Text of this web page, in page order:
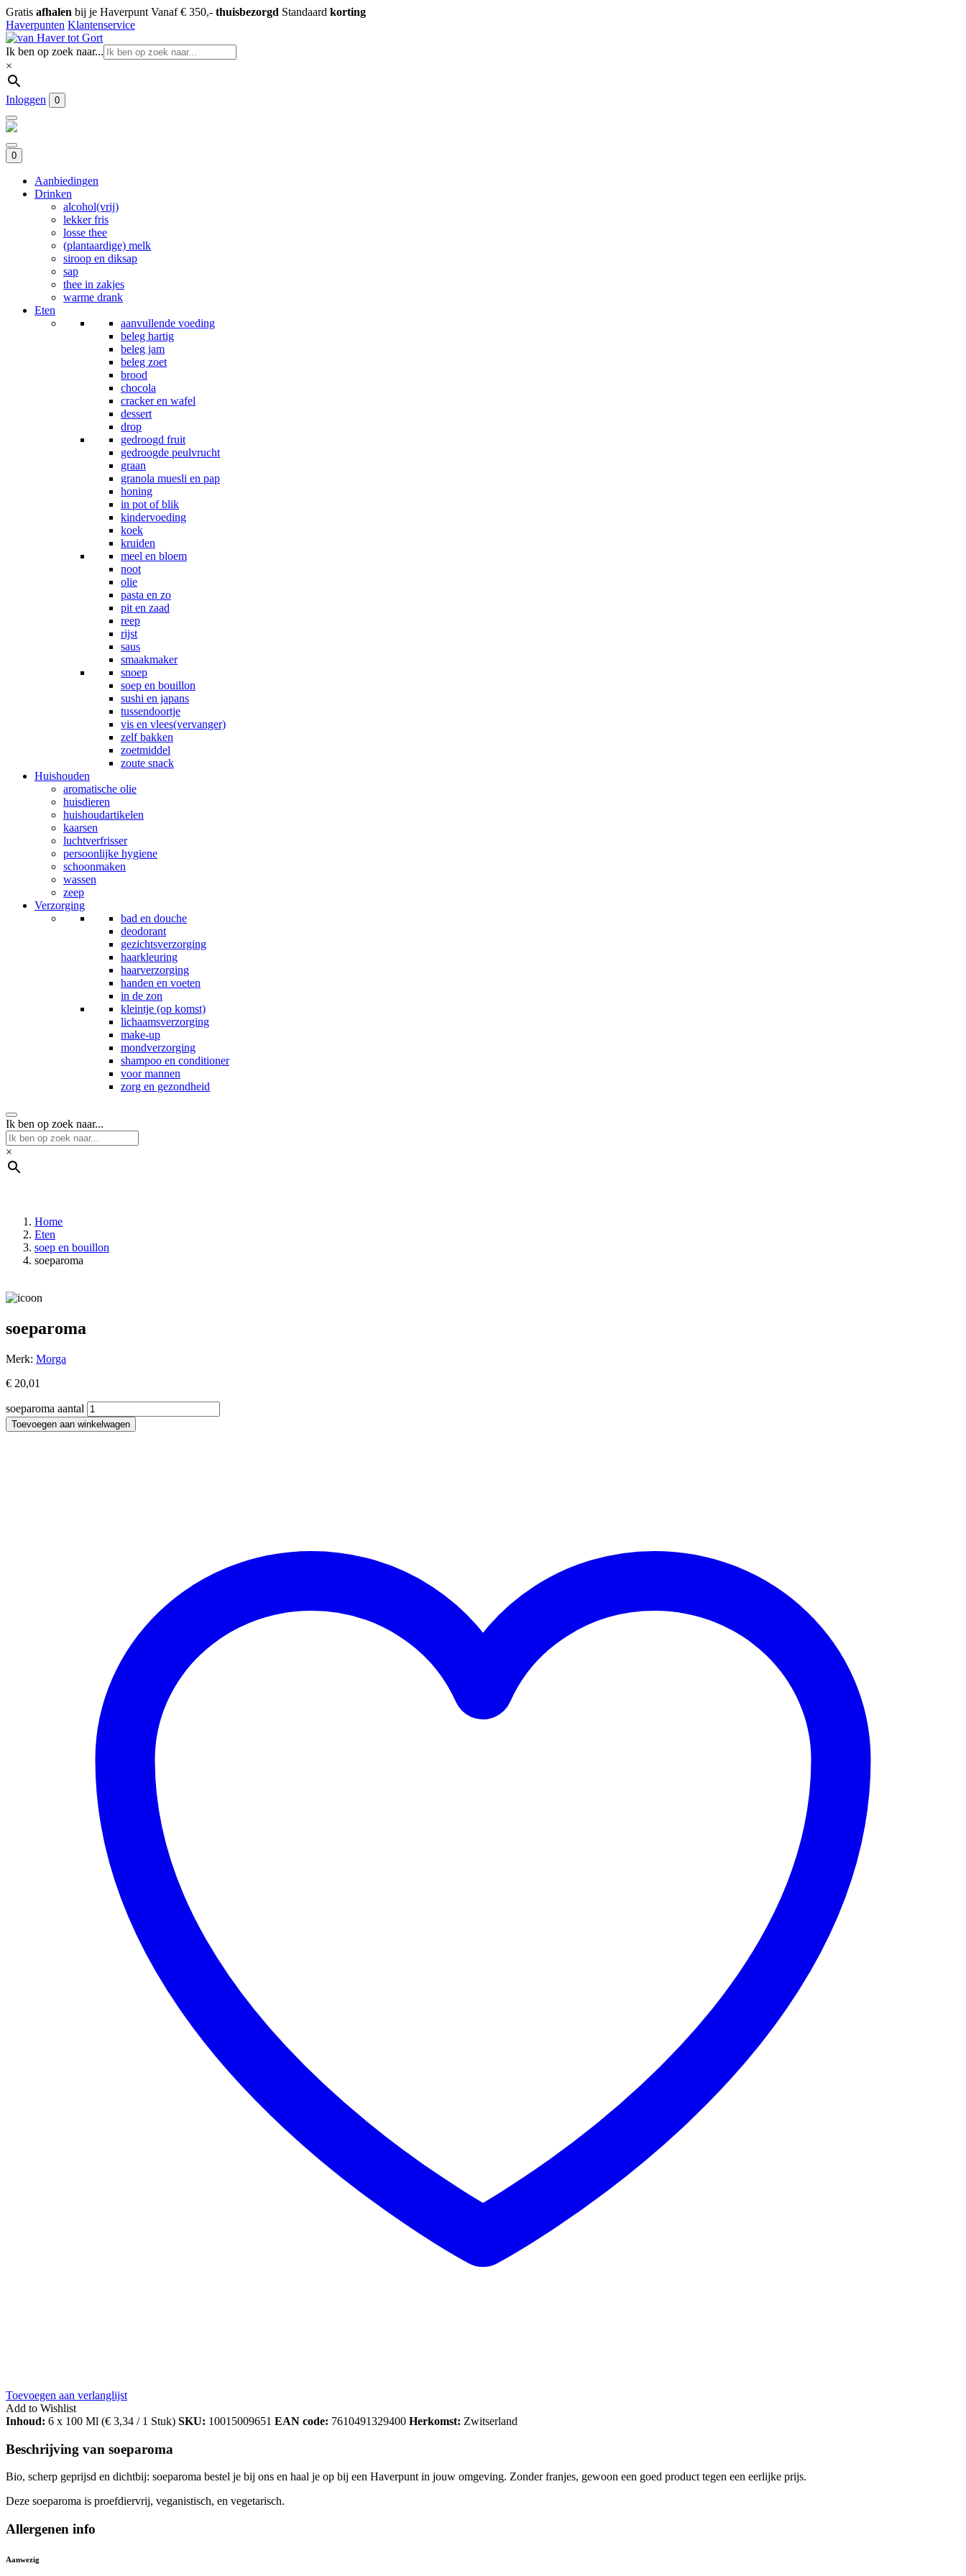
Gratis afhalen bij je Haverpunt Vanaf € 350,- thuisbezorgd Standaard korting
Haverpunten Klantenservice
Ik ben op zoek naar...
×
Inloggen 0
0
Aanbiedingen
Drinken
alcohol(vrij)
lekker fris
losse thee
(plantaardige) melk
siroop en diksap
sap
thee in zakjes
warme drank
Eten
aanvullende voeding
beleg hartig
beleg jam
beleg zoet
brood
chocola
cracker en wafel
dessert
drop
gedroogd fruit
gedroogde peulvrucht
graan
granola muesli en pap
honing
in pot of blik
kindervoeding
koek
kruiden
meel en bloem
noot
olie
pasta en zo
pit en zaad
reep
rijst
saus
smaakmaker
snoep
soep en bouillon
sushi en japans
tussendoortje
vis en vlees(vervanger)
zelf bakken
zoetmiddel
zoute snack
Huishouden
aromatische olie
huisdieren
huishoudartikelen
kaarsen
luchtverfrisser
persoonlijke hygiene
schoonmaken
wassen
zeep
Verzorging
bad en douche
deodorant
gezichtsverzorging
haarkleuring
haarverzorging
handen en voeten
in de zon
kleintje (op komst)
lichaamsverzorging
make-up
mondverzorging
shampoo en conditioner
voor mannen
zorg en gezondheid
Ik ben op zoek naar...
×
Home
Eten
soep en bouillon
soeparoma
soeparoma
Merk: Morga
€ 20,01
soeparoma aantal
Toevoegen aan winkelwagen
Toevoegen aan verlanglijst
Add to Wishlist
Inhoud: 6 x 100 Ml (€ 3,34 / 1 Stuk) SKU: 10015009651 EAN code: 7610491329400 Herkomst: Zwitserland
Beschrijving van soeparoma
Bio, scherp geprijsd en dichtbij: soeparoma bestel je bij ons en haal je op bij een Haverpunt in jouw omgeving. Zonder franjes, gewoon een goed product tegen een eerlijke prijs.
Deze soeparoma is proefdiervrij, veganistisch, en vegetarisch.
Allergenen info
Aanwezig